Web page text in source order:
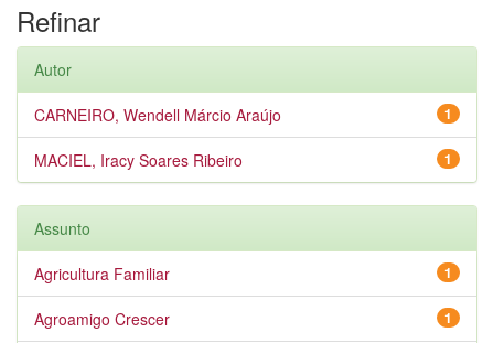
Refinar
Autor
1
CARNEIRO, Wendell Márcio Araújo
1
MACIEL, Iracy Soares Ribeiro
Assunto
1
Agricultura Familiar
1
Agroamigo Crescer